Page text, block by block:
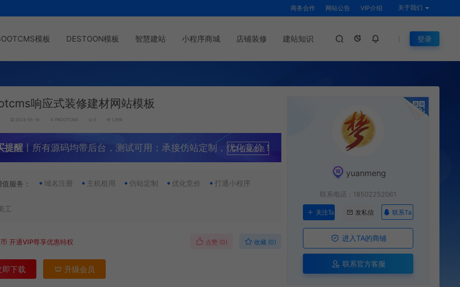
商务合作 网站公告 VIP介绍 关于我们
模板 DESTOON模板 智慧建站 小程序商城 店铺装修 建站知识 登录
响应式装修建材网站模板
2023-05-16 PBOOTCMS 0 1,399
提醒 丨所有源码均带后台，测试可用；承接仿站定制，优化竞价！
升级会员
值服务： 域名注册 主机租用 仿站定制 优化竞价 打通小程序
工
币开通VIP尊享优惠特权 点赞 (0) 收藏 (0)
即下载 升级会员
yuanmeng
联系电话：18502252061
关注Ta 发私信 联系Ta
进入TA的商铺
联系官方客服